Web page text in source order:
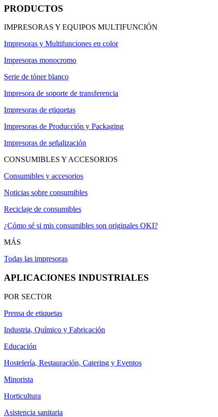
PRODUCTOS
IMPRESORAS Y EQUIPOS MULTIFUNCIÓN
Impresoras y Multifunciones en color
Impresoras monocromo
Serie de tóner blanco
Impresora de soporte de transferencia
Impresoras de etiquetas
Impresoras de Producción y Packaging
Impresoras de señalización
CONSUMIBLES Y ACCESORIOS
Consumibles y accesorios
Noticias sobre consumibles
Reciclaje de consumibles
¿Cómo sé si mis consumibles son originales OKI?
MÁS
Todas las impresoras
APLICACIONES INDUSTRIALES
POR SECTOR
Prensa de etiquetas
Industria, Químico y Fabricación
Educación
Hostelería, Restauración, Catering y Eventos
Minorista
Horticultura
Asistencia sanitaria